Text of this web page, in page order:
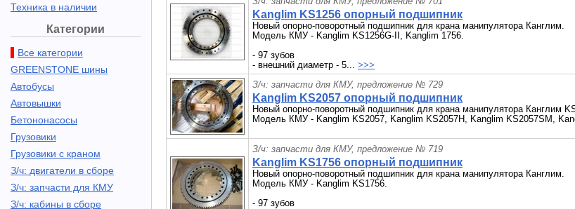
Техника в наличии
Категории
Все категории
GREENSTONE шины
Автобусы
Автовышки
Бетононасосы
Грузовики
Грузовики с краном
З/ч: двигатели в сборе
З/ч: запчасти для КМУ
З/ч: кабины в сборе
Kanglim KS1256 опорный подшипник
Новый опорно-поворотный подшипник для крана манипулятора Канглим.
Модель КМУ - Kanglim KS1256G-II, Kanglim 1756.
- 97 зубов
- внешний диаметр - 5... >>>
З/ч: запчасти для КМУ, предложение № 729
Kanglim KS2057 опорный подшипник
Новый опорно-поворотный подшипник для крана манипулятора Канглим
Модель КМУ - Kanglim KS2057, Kanglim KS2057H, Kanglim KS2057SM,
З/ч: запчасти для КМУ, предложение № 719
Kanglim KS1756 опорный подшипник
Новый опорно-поворотный подшипник для крана манипулятора Канглим.
Модель КМУ - Kanglim KS1756.
- 97 зубов